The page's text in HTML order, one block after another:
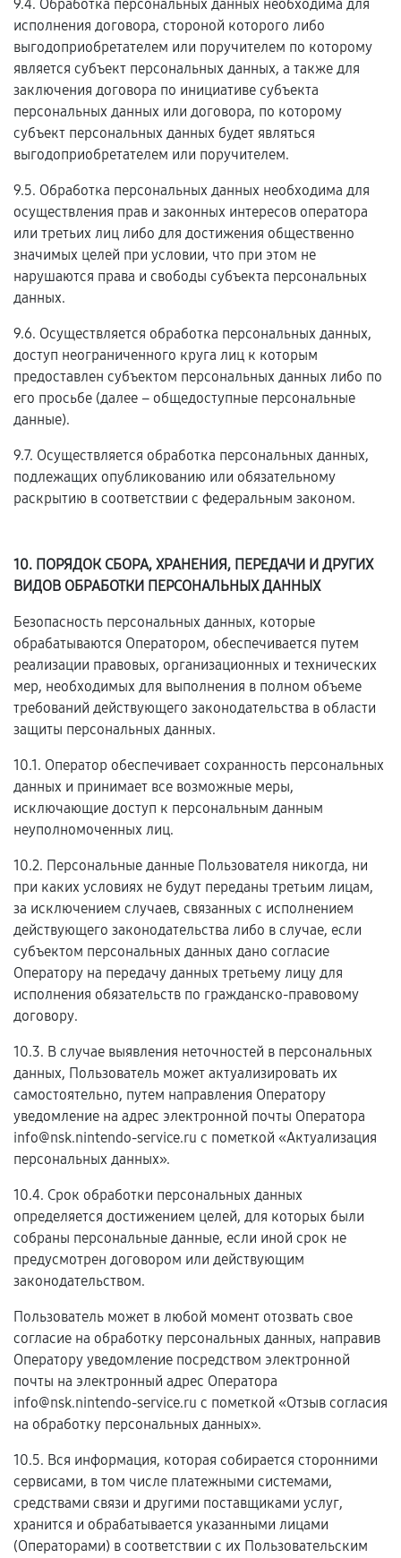
9.4. Обработка персональных данных необходима для
исполнения договора, стороной которого либо
выгодоприобретателем или поручителем по которому
является субъект персональных данных, а также для
заключения договора по инициативе субъекта
персональных данных или договора, по которому
субъект персональных данных будет являться
выгодоприобретателем или поручителем.
9.5. Обработка персональных данных необходима для
осуществления прав и законных интересов оператора
или третьих лиц либо для достижения общественно
значимых целей при условии, что при этом не
нарушаются права и свободы субъекта персональных
данных.
9.6. Осуществляется обработка персональных данных,
доступ неограниченного круга лиц к которым
предоставлен субъектом персональных данных либо по
его просьбе (далее – общедоступные персональные
данные).
9.7. Осуществляется обработка персональных данных,
подлежащих опубликованию или обязательному
раскрытию в соответствии с федеральным законом.
10. ПОРЯДОК СБОРА, ХРАНЕНИЯ, ПЕРЕДАЧИ И ДРУГИХ
ВИДОВ ОБРАБОТКИ ПЕРСОНАЛЬНЫХ ДАННЫХ
Безопасность персональных данных, которые
обрабатываются Оператором, обеспечивается путем
реализации правовых, организационных и технических
мер, необходимых для выполнения в полном объеме
требований действующего законодательства в области
защиты персональных данных.
10.1. Оператор обеспечивает сохранность персональных
данных и принимает все возможные меры,
исключающие доступ к персональным данным
неуполномоченных лиц.
10.2. Персональные данные Пользователя никогда, ни
при каких условиях не будут переданы третьим лицам,
за исключением случаев, связанных с исполнением
действующего законодательства либо в случае, если
субъектом персональных данных дано согласие
Оператору на передачу данных третьему лицу для
исполнения обязательств по гражданско-правовому
договору.
10.3. В случае выявления неточностей в персональных
данных, Пользователь может актуализировать их
самостоятельно, путем направления Оператору
уведомление на адрес электронной почты Оператора
info@nsk.nintendo-service.ru с пометкой «Актуализация
персональных данных».
10.4. Срок обработки персональных данных
определяется достижением целей, для которых были
собраны персональные данные, если иной срок не
предусмотрен договором или действующим
законодательством.
Пользователь может в любой момент отозвать свое
согласие на обработку персональных данных, направив
Оператору уведомление посредством электронной
почты на электронный адрес Оператора
info@nsk.nintendo-service.ru с пометкой «Отзыв согласия
на обработку персональных данных».
10.5. Вся информация, которая собирается сторонними
сервисами, в том числе платежными системами,
средствами связи и другими поставщиками услуг,
хранится и обрабатывается указанными лицами
(Операторами) в соответствии с их Пользовательским